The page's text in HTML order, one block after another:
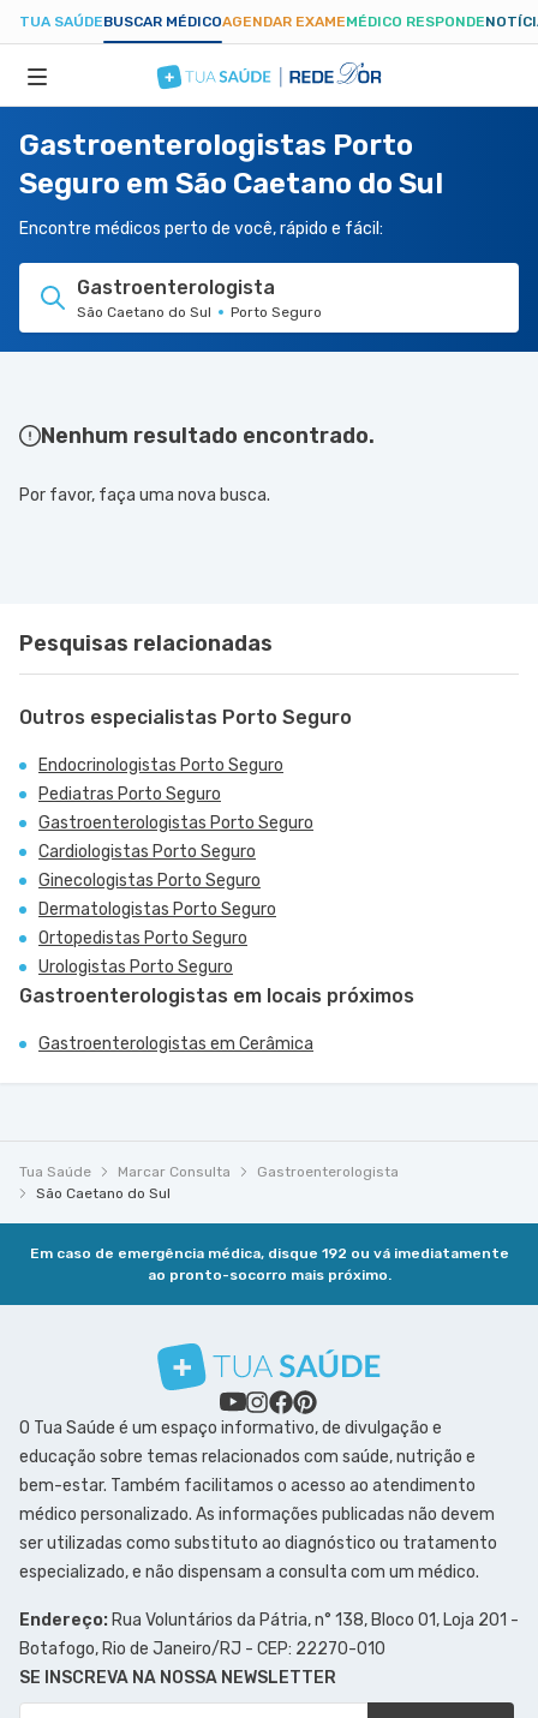
TUA SAÚDEBUSCAR MÉDICOAGENDAR EXAMEMÉDICO RESPONDE
ESPECIALIDADES
HOSPITAIS
TUASAUDE.COM
Gastroenterologistas Porto
Seguro em São Caetano do Sul
Encontre médicos perto de você, rápido e fácil:
Gastroenterologista
São Caetano do Sul Porto Seguro
Nenhum resultado encontrado.
Por favor, faça uma nova busca.
Pesquisas relacionadas
Outros especialistas Porto Seguro
Endocrinologistas Porto Seguro
Pediatras Porto Seguro
Gastroenterologistas Porto Seguro
Cardiologistas Porto Seguro
Ginecologistas Porto Seguro
Dermatologistas Porto Seguro
Ortopedistas Porto Seguro
Urologistas Porto Seguro
Gastroenterologistas em locais próximos
Gastroenterologistas em Cerâmica
Tua Saúde Marcar Consulta
Gastroenterologista
São Caetano do Sul
Em caso de emergência médica, disque 192 ou vá imediatamente
ao pronto-socorro mais próximo.
O Tua Saúde é um espaço informativo, de divulgação e
educação sobre temas relacionados com saúde, nutrição e
bem-estar. Também facilitamos o acesso ao atendimento
médico personalizado. As informações publicadas não devem
ser utilizadas como substituto ao diagnóstico ou tratamento
especializado, e não dispensam a consulta com um médico.
Endereço: Rua Voluntários da Pátria, n° 138, Bloco 01, Loja 201 -
Botafogo, Rio de Janeiro/RJ - CEP: 22270-010
SE INSCREVA NA NOSSA NEWSLETTER